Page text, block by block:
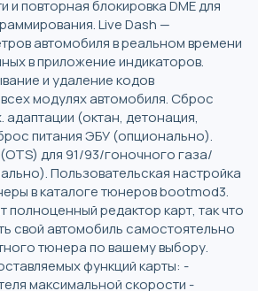
и повторная блокировка DME для
Live Dash —
автомобиля в реальном времени
в приложение индикаторов.
и удаление кодов
модулях автомобиля. Сброс
(октан, детонация,
питания ЭБУ (опционально).
для 91/93/гоночного газа/
Пользовательская настройка
в каталоге тюнеров bootmod3.
редактор карт, так что
свой автомобиль самостоятельно
тюнера по вашему выбору.
функций карты: -
максимальной скорости -